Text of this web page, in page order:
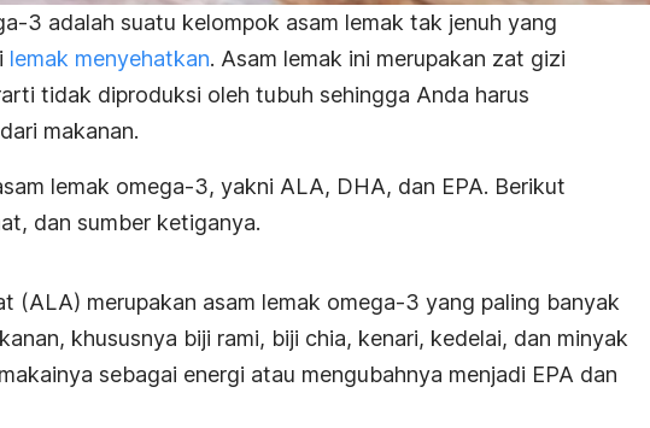
3 adalah suatu kelompok asam lemak tak jenuh yang
lemak menyehatkan. Asam lemak ini merupakan zat gizi
tidak diproduksi oleh tubuh sehingga Anda harus
makanan.
lemak omega-3, yakni ALA, DHA, dan EPA. Berikut
dan sumber ketiganya.
(ALA) merupakan asam lemak omega-3 yang paling banyak
khususnya biji rami, biji chia, kenari, kedelai, dan minyak
sebagai energi atau mengubahnya menjadi EPA dan